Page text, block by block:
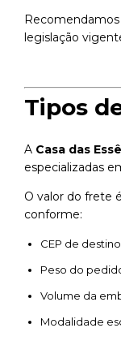
legislação
Tipos
A Casa das
especializadas
O valor do frete
conforme:
CEP de
Peso do
Volume da
Modalidade